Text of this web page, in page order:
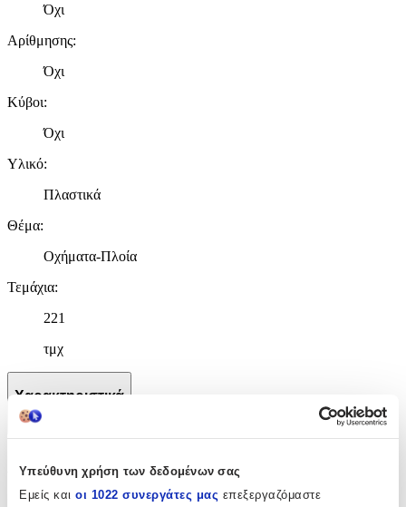
Υπεύθυνη χρήση των δεδομένων σας
Εμείς και οι 1022 συνεργάτες μας επεξεργαζόμαστε
Όχι
Αρίθμησης:
Όχι
Κύβοι:
Όχι
Υλικό:
Πλαστικά
Θέμα:
Οχήματα-Πλοία
Τεμάχια:
221
τμχ
Χαρακτηριστικά
Χαρακτηριστικά
Κατασκευαστής: